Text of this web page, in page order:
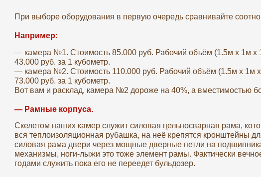
При выборе оборудования в первую очередь сравнивайте
Например:
— камера №1. Стоимость 85.000 руб. Рабочий объём (1.5м х 1м х
43.000 руб. за 1 кубометр.
— камера №2. Стоимость 110.000 руб. Рабочий объём (1.5м х 1м х
73.000 руб. за 1 кубометр.
Вот вам и расклад, камера №2 дороже на 40%, а вместимостью
— Рамные корпуса.
Скелетом наших камер служит силовая цельносварная рама,
вся теплоизоляционная рубашка, на неё крепятся кронштейны
силовая рама двери через мощные дверные петли на
механизмы, ноги-лыжи это тоже элемент рамы. Фактически
годами служить пока его не переедет бульдозер.